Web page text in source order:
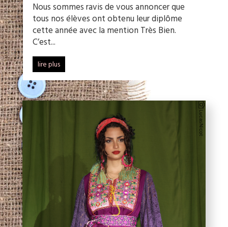
Nous sommes ravis de vous annoncer que
tous nos élèves ont obtenu leur diplôme
cette année avec la mention Très Bien.
C’est...
lire plus